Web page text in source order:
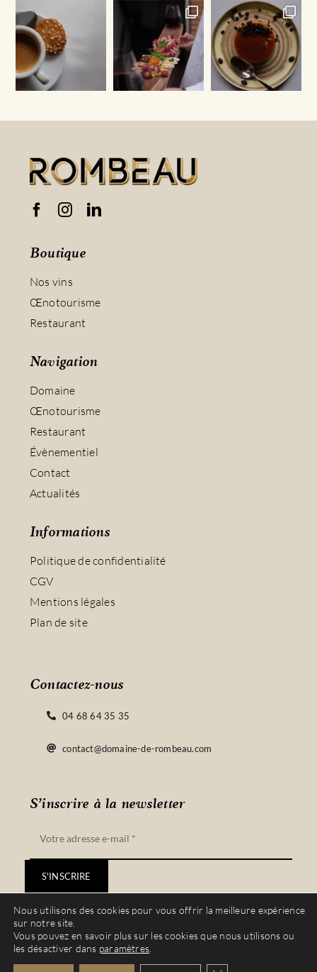
Boutique
Nos vins
Œnotourisme
Restaurant
Navigation
Domaine
Œnotourisme
Restaurant
Évènementiel
Contact
Actualités
Informations
Politique de confidentialité
CGV
Mentions légales
Plan de site
S’inscrire à la newsletter
S'INSCRIRE
Contactez-nous
04 68 64 35 35
contact@domaine-de-rombeau.com
Nous utilisons des cookies pour vous offrir la meilleure expérience
sur notre site.
Vous pouvez en savoir plus sur les cookies que nous utilisons ou
les désactiver dans paramètres